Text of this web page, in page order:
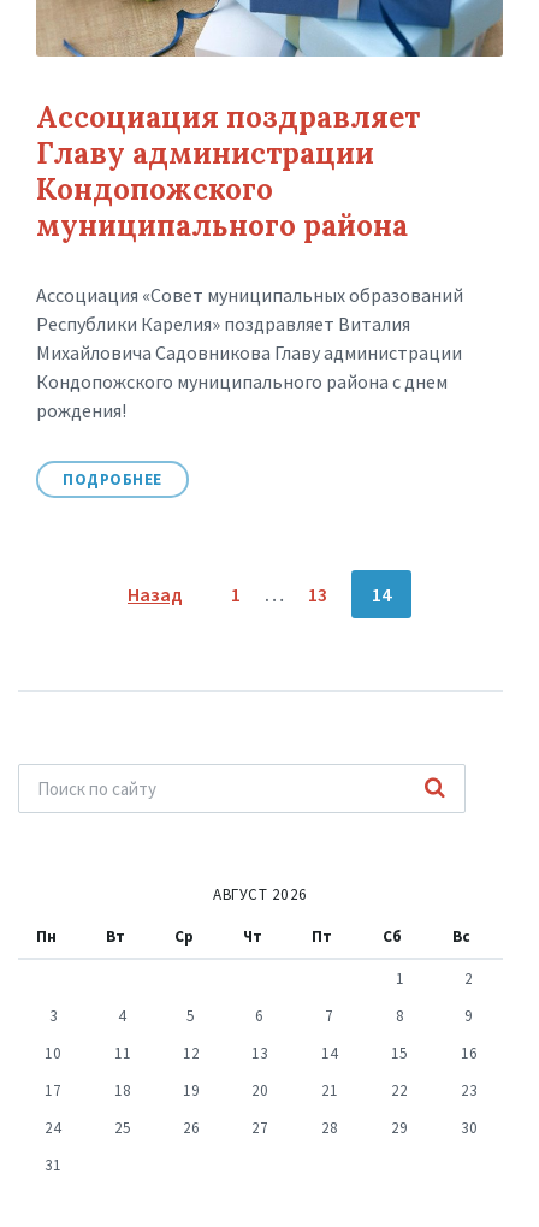
Ассоциация поздравляет
Главу администрации
Кондопожского
муниципального района
Ассоциация «Совет муниципальных образований
Республики Карелия» поздравляет Виталия
Михайловича Садовникова Главу администрации
Кондопожского муниципального района с днем
рождения!
ПОДРОБНЕЕ
Пагинация
Назад 1 … 13 14
АВГУСТ 2026
Пн Вт Ср Чт Пт Сб Вс
1
2
3
4 5 6 7 8
9
10
11 12 13 14 15
16
17
18 19 20 21 22
23
24
25 26 27 28 29
30
31